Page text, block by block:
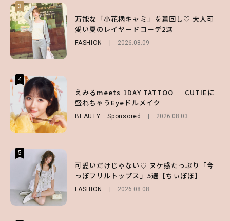
3
万能な「小花柄キャミ」を着回し♡ 大人可
愛い夏のレイヤードコーデ2選
FASHION 2026.08.09
4
えみるmeets 1DAY TATTOO ｜ CUTIEに
盛れちゃうEyeドルメイク
BEAUTY Sponsored 2026.08.03
5
可愛いだけじゃない♡ ヌケ感たっぷり「今
っぽフリルトップス」5選【ちぃぽぽ】
FASHION 2026.08.08
3
【SNIDEL】長濱ねるとロマンティックトラ
ッドな秋はじめ｜2026秋の新作コーデ4選
FASHION Sponsored
4
【大原優乃】夏メイクはプレイフルに！ドキ
ッとしちゃう色っぽ“うるみ目”のつくり方
BEAUTY 2026.08.01
5
えみるmeets 1DAY TATTOO ｜ CUTIEに
盛れちゃうEyeドルメイク
BEAUTY Sponsored
3
【谷まりあ】夏は“シアースカート”でさり
げなく肌見せ！透け感のニュアンスを楽しめ
るマストハブアイテム4選
4
第1弾の気になるメニュー＆限定グッズを総
チェック！
2026.07.31
5
月直伝♡ ドライシャンプー「バティスト」
を使ったプロ級スタイリング3選
Sponsored